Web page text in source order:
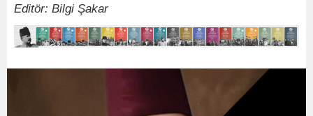
Editör: Bilgi Şakar